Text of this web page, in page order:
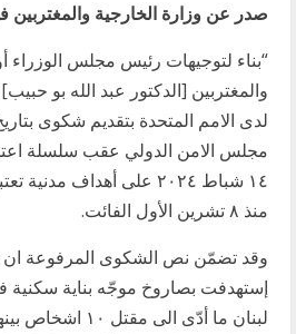
صدر عن وزارة الخارجية والمغتربين في
“بناء لتوجيهات رئيس مجلس الوزراء
والمغتربين [الدكتور عبد الله بو
مجلس الامن الدولي عقب سلسلة
١٤ شباط ٢٠٢٤ على أهداف
منذ ٨ تشرين الأول الفائت.
وقد تضمّن نص الشكوى المرفوعة ان
إستهدفت بصاروخ موجّه بناية سكنية
لبنان ما أدّى الى